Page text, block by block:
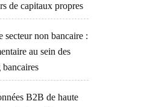
de capitaux propres
secteur non bancaire :
au sein des
B2B de haute